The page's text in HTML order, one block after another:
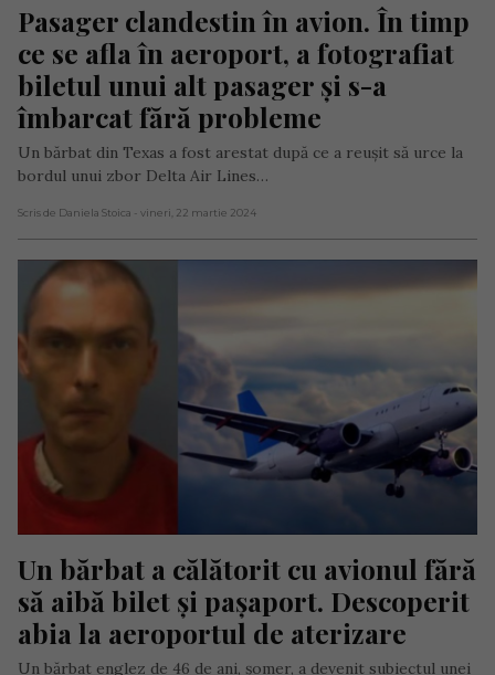
Pasager clandestin în avion. În timp
ce se afla în aeroport, a fotografiat
biletul unui alt pasager și s-a
îmbarcat fără probleme
Un bărbat din Texas a fost arestat după ce a reușit să urce la
bordul unui zbor Delta Air Lines…
Scris de Daniela Stoica - vineri, 22 martie 2024
Un bărbat a călătorit cu avionul fără
să aibă bilet și pașaport. Descoperit
abia la aeroportul de aterizare
Un bărbat englez de 46 de ani, șomer, a devenit subiectul unei